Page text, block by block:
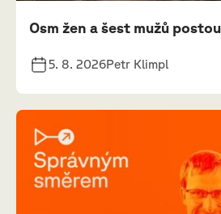
Osm žen a šest mužů
5. 8. 2026Petr Klimpl